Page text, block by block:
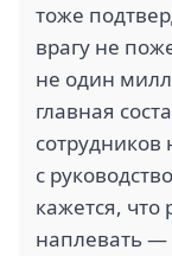
тоже
врагу не
не один
главная
сотрудников
с
кажется, что
наплевать —